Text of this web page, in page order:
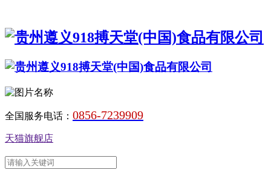
全国服务电话： 0856-7239909
天猫旗舰店